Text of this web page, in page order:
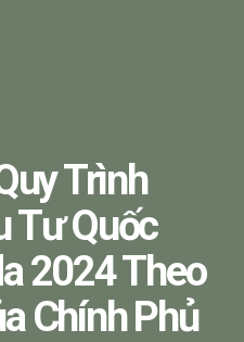
Trình
Tư Quốc
2024 Theo
Chính Phủ